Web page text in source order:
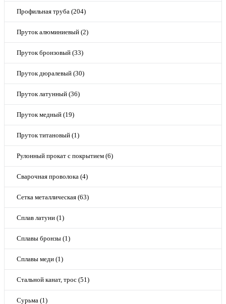
Профильная труба (204)
Пруток алюминиевый (2)
Пруток бронзовый (33)
Пруток дюралевый (30)
Пруток латунный (36)
Пруток медный (19)
Пруток титановый (1)
Рулонный прокат с покрытием (6)
Сварочная проволока (4)
Сетка металлическая (63)
Сплав латуни (1)
Сплавы бронзы (1)
Сплавы меди (1)
Стальной канат, трос (51)
Сурьма (1)